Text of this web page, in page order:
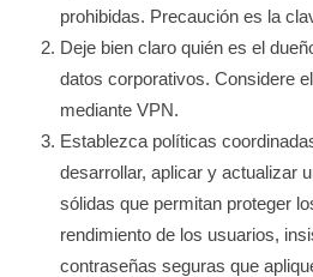
prohibidas. Precaución es la
Deje bien claro quién es el
datos corporativos. Considere
mediante VPN.
Establezca políticas
desarrollar, aplicar y actualizar
sólidas que permitan proteger
rendimiento de los usuarios,
contraseñas seguras que